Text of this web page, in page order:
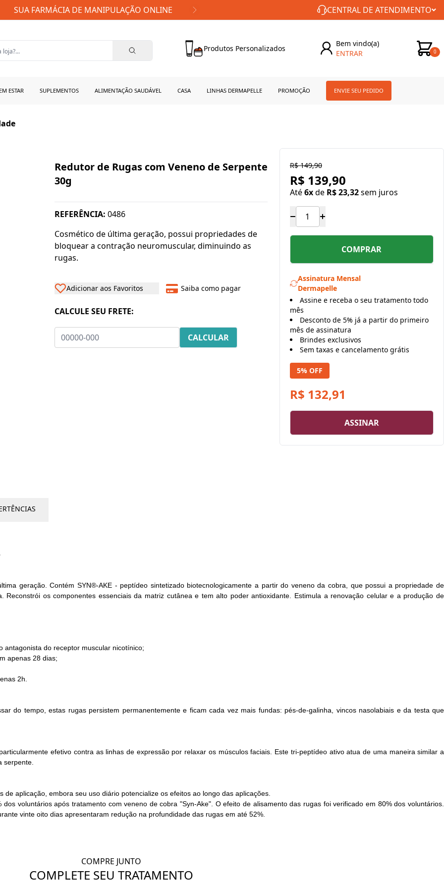
FRETE GRÁTIS PARA TODO BRASIL! CONSTÂNCIA NO CUIDADO COM VOCÊ!
CENTRAL DE ATENDIMENTO
Produtos Personalizados
Bem vindo(a)
ENTRAR
0
ESTAR SUPLEMENTOS ALIMENTAÇÃO SAUDÁVEL CASA LINHAS DERMAPELLE PROMOÇÃO ENVIE SEU PEDIDO
Redutor de Rugas com Veneno de Serpente
30g
REFERÊNCIA: 0486
Cosmético de última geração, possui propriedades de
bloquear a contração neuromuscular, diminuindo as
rugas.
Adicionar aos Favoritos Saiba como pagar
CALCULE SEU FRETE:
R$ 149,90
R$ 139,90
Até6xde R$ 23,32sem juros
COMPRAR
Assinatura Mensal
Dermapelle
Assine e receba o seu tratamento todo
mês
Desconto de 5% já a partir do primeiro
mês de assinatura
Brindes exclusivos
Sem taxas e cancelamento grátis
5% OFF
R$ 132,91
ASSINAR
geração. Contém SYN®-AKE - peptídeo sintetizado biotecnologicamente a partir do veneno da cobra, que possui a propriedade de
os componentes essenciais da matriz cutânea e tem alto poder antioxidante. Estimula a renovação celular e a produção de
antagonista do receptor muscular nicotínico;
apenas 28 dias;
2h.
do tempo, estas rugas persistem permanentemente e ficam cada vez mais fundas: pés-de-galinha, vincos nasolabiais e da testa que
efetivo contra as linhas de expressão por relaxar os músculos faciais. Este tri-peptídeo ativo atua de uma maneira similar a
serpente.
aplicação, embora seu uso diário potencialize os efeitos ao longo das aplicações.
voluntários após tratamento com veneno de cobra "Syn-Ake". O efeito de alisamento das rugas foi verificado em 80% dos voluntários.
vinte oito dias apresentaram redução na profundidade das rugas em até 52%.
COMPRE JUNTO
COMPLETE SEU TRATAMENTO